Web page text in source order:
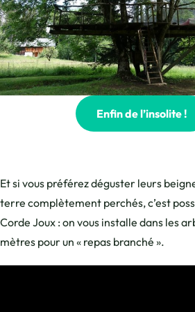
Photo, © Sur le Coux
Enfin de l’insolite !
Et si vous préférez déguster leurs
terre complètement perchés, c’est
Corde Joux : on vous installe dans les
mètres pour un « repas branché ».